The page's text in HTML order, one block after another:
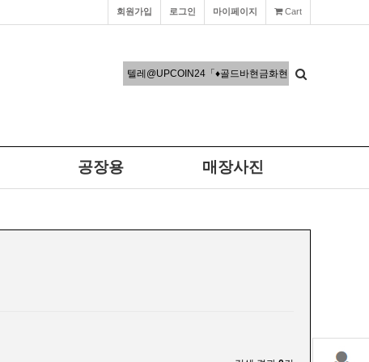
회원가입 로그인 마이페이지 Cart
공장용 매장사진